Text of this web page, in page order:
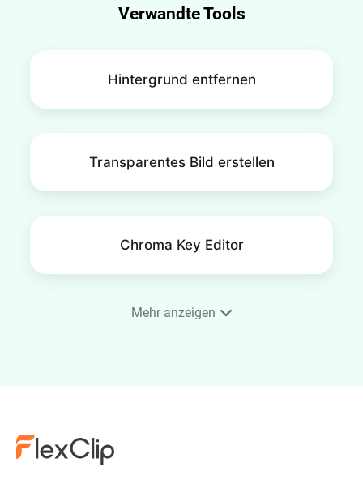
Verwandte Tools
Hintergrund entfernen
Transparentes Bild erstellen
Chroma Key Editor
Mehr anzeigen